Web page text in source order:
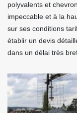
polyvalents et
impeccable et à la
sur ses conditions
établir un devis
dans un délai très